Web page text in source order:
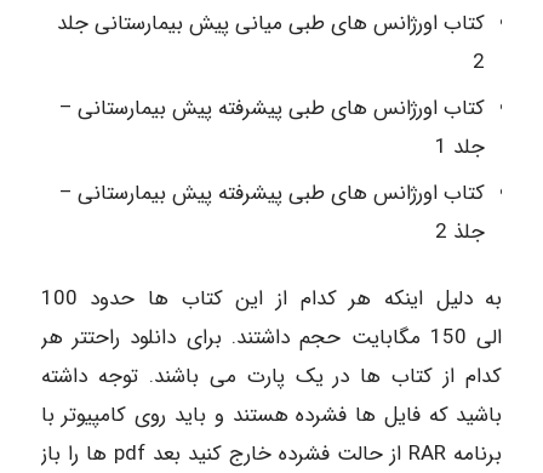
کتاب اورژانس های طبی میانی پیش بیمارستانی جلد
2
کتاب اورژانس های طبی پیشرفته پیش بیمارستانی –
جلد 1
کتاب اورژانس های طبی پیشرفته پیش بیمارستانی –
جلذ 2
به دلیل اینکه هر کدام از این کتاب ها حدود 100
الی 150 مگابایت حجم داشتند. برای دانلود راحتتر هر
کدام از کتاب ها در یک پارت می باشند. توجه داشته
باشید که فایل ها فشرده هستند و باید روی کامپیوتر با
برنامه RAR از حالت فشرده خارج کنید بعد pdf ها را باز